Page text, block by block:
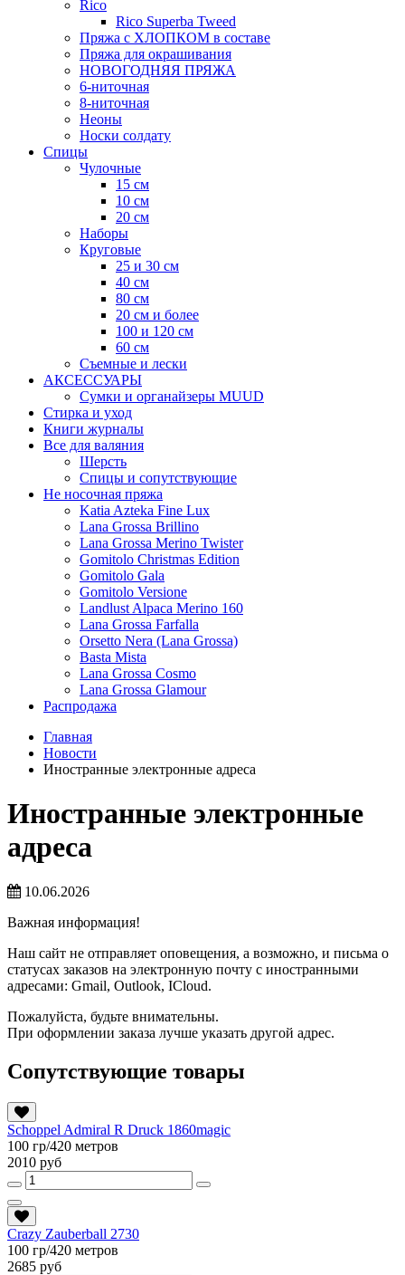
Rico
Rico Superba Tweed
Пряжа с ХЛОПКОМ в составе
Пряжа для окрашивания
НОВОГОДНЯЯ ПРЯЖА
6-ниточная
8-ниточная
Неоны
Носки солдату
Спицы
Чулочные
15 см
10 см
20 см
Наборы
Круговые
25 и 30 см
40 см
80 см
20 см и более
100 и 120 см
60 см
Съемные и лески
АКСЕССУАРЫ
Сумки и органайзеры MUUD
Стирка и уход
Книги журналы
Все для валяния
Шерсть
Спицы и сопутствующие
Не носочная пряжа
Katia Azteka Fine Lux
Lana Grossa Brillino
Lana Grossa Merino Twister
Gomitolo Christmas Edition
Gomitolo Gala
Gomitolo Versione
Landlust Alpaca Merino 160
Lana Grossa Farfalla
Orsetto Nera (Lana Grossa)
Basta Mista
Lana Grossa Cosmo
Lana Grossa Glamour
Распродажа
Главная
Новости
Иностранные электронные адреса
Иностранные электронные
адреса
10.06.2026
Важная информация!
Наш сайт не отправляет оповещения, а возможно, и письма о
статусах заказов на электронную почту с иностранными
адресами: Gmail, Outlook, ICloud.
Пожалуйста, будьте внимательны.
При оформлении заказа лучше указать другой адрес.
Сопутствующие товары
Schoppel Admiral R Druck 1860magic
100 гр/420 метров
2010 руб
Crazy Zauberball 2730
100 гр/420 метров
2685 руб